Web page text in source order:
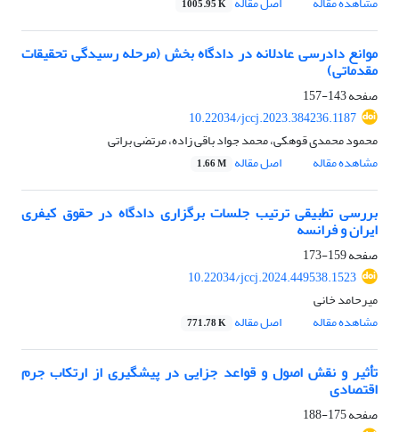
1005.95 K
موانع دادرسی عادلانه در دادگاه بخش (مرحله رسیدگی تحقیقات
مقدماتی)
صفحه143-157
10.22034/jccj.2023.384236.1187
محمود محمدى قوهکى، محمد جواد باقى زاده، مرتضى براتى
مشاهده مقاله
اصل مقاله 1.66 M
بررسی تطبیقی ترتیب جلسات برگزاری دادگاه در حقوق کیفری
ایران و فرانسه
صفحه159-173
10.22034/jccj.2024.449538.1523
میرحامد خانی
مشاهده مقاله
اصل مقاله 771.78 K
تأثیر و نقش اصول و قواعد جزایی در پیشگیری از ارتکاب جرم
اقتصادی
صفحه175-188